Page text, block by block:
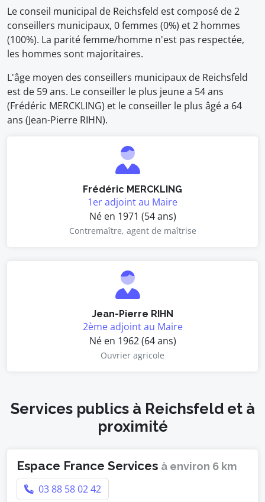
Le conseil municipal de Reichsfeld est composé de 2
conseillers municipaux, 0 femmes (0%) et 2 hommes
(100%). La parité femme/homme n'est pas respectée,
les hommes sont majoritaires.
L'âge moyen des conseillers municipaux de Reichsfeld
est de 59 ans. Le conseiller le plus jeune a 54 ans
(Frédéric MERCKLING) et le conseiller le plus âgé a 64
ans (Jean-Pierre RIHN).
Frédéric MERCKLING
1er adjoint au Maire
Né en 1971 (54 ans)
Contremaître, agent de maîtrise
Jean-Pierre RIHN
2ème adjoint au Maire
Né en 1962 (64 ans)
Ouvrier agricole
Services publics à Reichsfeld et à
proximité
Espace France Services à environ 6 km
03 88 58 02 42